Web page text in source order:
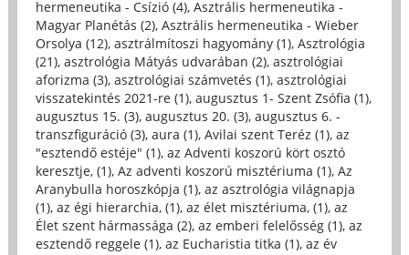
hermeneutika - Csízió (4), Asztrális hermeneutika -
Magyar Planétás (2), Asztrális hermeneutika - Wieber
Orsolya (12), asztrálmítoszi hagyomány (1), Asztrológia
(21), asztrológia Mátyás udvarában (2), asztrológiai
aforizma (3), asztrológiai számvetés (1), asztrológiai
visszatekintés 2021-re (1), augusztus 1- Szent Zsófia (1),
augusztus 15. (3), augusztus 20. (3), augusztus 6. -
transzfiguráció (3), aura (1), Avilai szent Teréz (1), az
"esztendő estéje" (1), az Adventi koszorú kört osztó
keresztje, (1), Az adventi koszorú misztériuma (1), Az
Aranybulla horoszkópja (1), az asztrológia világnapja
(1), az égi hierarchia, (1), az élet misztériuma, (1), az
Élet szent hármassága (2), az emberi felelősség (1), az
esztendő reggele (1), az Eucharistia titka (1), az év